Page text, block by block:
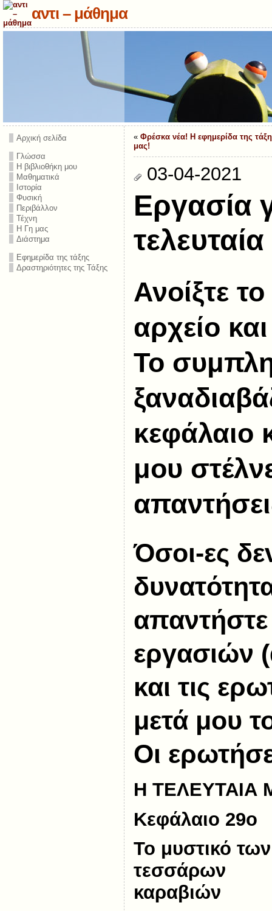
αντι – μάθημα
Αρχική σελίδα
Γλώσσα
Η βιβλιοθήκη μου
Μαθηματικά
Ιστορία
Φυσική
Περιβάλλον
Τέχνη
Η Γη μας
Διάστημα
Εφημερίδα της τάξης
Δραστηριότητες της Τάξης
« Φρέσκα νέα! Η εφημερίδα της
μας!
03-04-2021
Εργασία
Ανοίξτε
αρχείο
Το
κεφάλαιο
μου
Όσοι-ες
απαντήστε
εργασιών
και τις
μετά μου
Οι
Η ΤΕΛΕΥΤΑΙΑ
Κεφάλαιο 29ο
Το μυστικό των
τεσσάρων
καραβιών